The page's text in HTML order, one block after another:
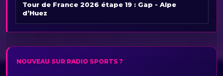
Tour de France 2026 étape 19 : Gap - Alpe
d’Huez
NOUVEAU SUR RADIO SPORTS ?